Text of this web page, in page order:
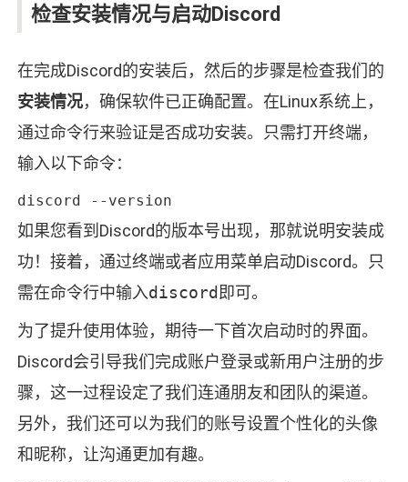
检查安装情况与启动Discord
在完成Discord的安装后，然后的步骤是检查我们的
安装情况，确保软件已正确配置。在Linux系统上，
通过命令行来验证是否成功安装。只需打开终端，
输入以下命令：
discord --version
如果您看到Discord的版本号出现，那就说明安装成
功！接着，通过终端或者应用菜单启动Discord。只
需在命令行中输入discord即可。
为了提升使用体验，期待一下首次启动时的界面。
Discord会引导我们完成账户登录或新用户注册的步
骤，这一过程设定了我们连通朋友和团队的渠道。
另外，我们还可以为我们的账号设置个性化的头像
和昵称，让沟通更加有趣。